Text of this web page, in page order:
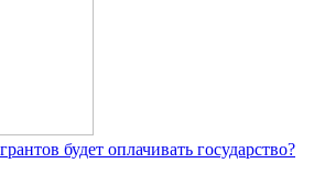
будет оплачивать государство?